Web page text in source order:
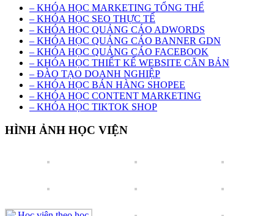
– KHÓA HỌC MARKETING TỔNG THỂ
– KHÓA HỌC SEO THỰC TẾ
– KHÓA HỌC QUẢNG CÁO ADWORDS
– KHÓA HỌC QUẢNG CÁO BANNER GDN
– KHÓA HỌC QUẢNG CÁO FACEBOOK
– KHÓA HỌC THIẾT KẾ WEBSITE CĂN BẢN
– ĐÀO TẠO DOANH NGHIỆP
– KHÓA HỌC BÁN HÀNG SHOPEE
– KHÓA HỌC CONTENT MARKETING
– KHÓA HỌC TIKTOK SHOP
HÌNH ẢNH HỌC VIỆN